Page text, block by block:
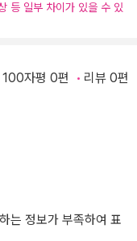
등 일부 차이가 있을 수 있
100자평 0편 리뷰 0편
는 정보가 부족하여 표